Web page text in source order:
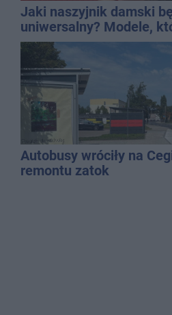
Jaki naszyjnik damski
uniwersalny? Modele,
wielu stylizacji
Autobusy wróciły na
remontu zatok